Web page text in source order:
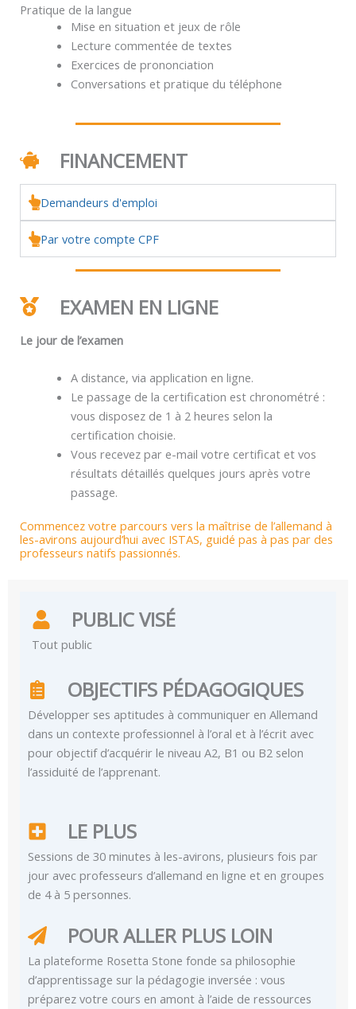
Pratique de la langue
Mise en situation et jeux de rôle
Lecture commentée de textes
Exercices de prononciation
Conversations et pratique du téléphone
FINANCEMENT
Demandeurs d'emploi
Par votre compte CPF
EXAMEN EN LIGNE
Le jour de l’examen
A distance, via application en ligne.
Le passage de la certification est chronométré :
vous disposez de 1 à 2 heures selon la
certification choisie.
Vous recevez par e-mail votre certificat et vos
résultats détaillés quelques jours après votre
passage.
Commencez votre parcours vers la maîtrise de l’allemand à
les-avirons aujourd’hui avec ISTAS, guidé pas à pas par des
professeurs natifs passionnés.
PUBLIC VISÉ
Tout public
OBJECTIFS PÉDAGOGIQUES
Développer ses aptitudes à communiquer en Allemand
dans un contexte professionnel à l’oral et à l’écrit avec
pour objectif d’acquérir le niveau A2, B1 ou B2 selon
l’assiduité de l’apprenant.
LE PLUS
Sessions de 30 minutes à les-avirons, plusieurs fois par
jour avec professeurs d’allemand en ligne et en groupes
de 4 à 5 personnes.
POUR ALLER PLUS LOIN
La plateforme Rosetta Stone fonde sa philosophie
d’apprentissage sur la pédagogie inversée : vous
préparez votre cours en amont à l’aide de ressources